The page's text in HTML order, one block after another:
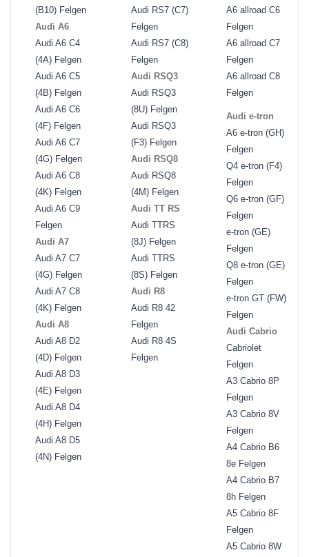
(B10) Felgen
Audi A6
Audi A6 C4
(4A) Felgen
Audi A6 C5
(4B) Felgen
Audi A6 C6
(4F) Felgen
Audi A6 C7
(4G) Felgen
Audi A6 C8
(4K) Felgen
Audi A6 C9
Felgen
Audi A7
Audi A7 C7
(4G) Felgen
Audi A7 C8
(4K) Felgen
Audi A8
Audi A8 D2
(4D) Felgen
Audi A8 D3
(4E) Felgen
Audi A8 D4
(4H) Felgen
Audi A8 D5
(4N) Felgen
Audi RS7 (C7)
Felgen
Audi RS7 (C8)
Felgen
Audi RSQ3
Audi RSQ3
(8U) Felgen
Audi RSQ3
(F3) Felgen
Audi RSQ8
Audi RSQ8
(4M) Felgen
Audi TT RS
Audi TTRS
(8J) Felgen
Audi TTRS
(8S) Felgen
Audi R8
Audi R8 42
Felgen
Audi R8 4S
Felgen
A6 allroad C6
Felgen
A6 allroad C7
Felgen
A6 allroad C8
Felgen
Audi e-tron
A6 e-tron (GH)
Felgen
Q4 e-tron (F4)
Felgen
Q6 e-tron (GF)
Felgen
e-tron (GE)
Felgen
Q8 e-tron (GE)
Felgen
e-tron GT (FW)
Felgen
Audi Cabrio
Cabriolet
Felgen
A3 Cabrio 8P
Felgen
A3 Cabrio 8V
Felgen
A4 Cabrio B6
8e Felgen
A4 Cabrio B7
8h Felgen
A5 Cabrio 8F
Felgen
A5 Cabrio 8W